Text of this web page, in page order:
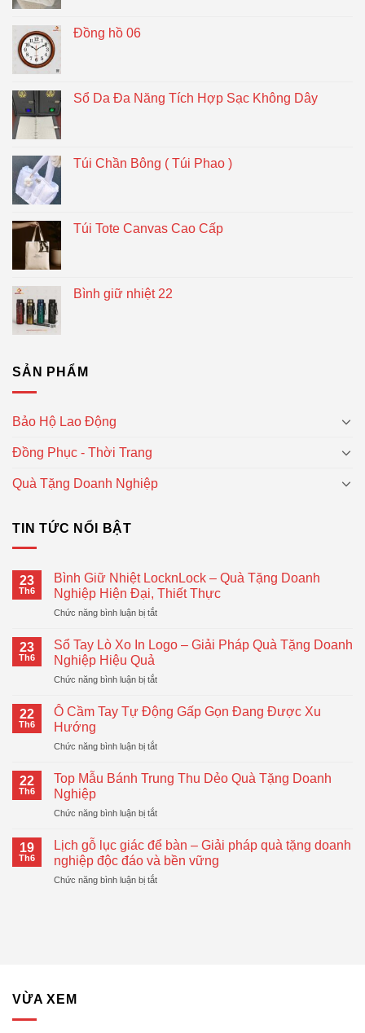
Đồng hồ 06
Sổ Da Đa Năng Tích Hợp Sạc Không Dây
Túi Chần Bông ( Túi Phao )
Túi Tote Canvas Cao Cấp
Bình giữ nhiệt 22
SẢN PHẨM
Bảo Hộ Lao Động
Đồng Phục - Thời Trang
Quà Tặng Doanh Nghiệp
TIN TỨC NỔI BẬT
23
Th6
Bình Giữ Nhiệt LocknLock – Quà Tặng Doanh
Nghiệp Hiện Đại, Thiết Thực
Chức năng bình luận bị tắtở
Nhiệt
–
Tặng
Hiện
Thiết
23
Th6
Sổ Tay Lò Xo In Logo – Giải Pháp Quà Tặng Doanh
Nghiệp Hiệu Quả
Chức năng bình luận bị tắtở
Tay
In
–
Quà
Doanh
Nghiệp
Quả
22
Th6
Ô Cầm Tay Tự Động Gấp Gọn Đang Được Xu
Hướng
Chức năng bình luận bị tắtở
Tay
Động
Gọn
Đang
Xu
22
Th6
Top Mẫu Bánh Trung Thu Dẻo Quà Tặng Doanh
Nghiệp
Chức năng bình luận bị tắtở
Mẫu
Bánh
Trung
Thu
19
Th6
Lịch gỗ lục giác để bàn – Giải pháp quà tặng doanh
nghiệp độc đáo và bền vững
Chức năng bình luận bị tắtở
VỪA XEM